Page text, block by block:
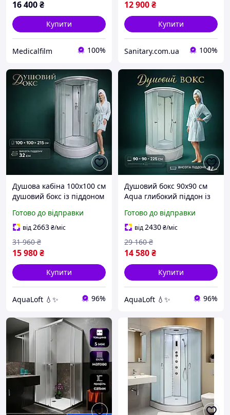
16 400₴
Купити
Medicalfilm 100%
12 900₴
Купити
Sanitary.com.ua 100%
Душова кабіна 100х100 см
душовий бокс із піддоном
засмаговане скло 5 мм
профіль матовий хром
Готово до відправки
від2663₴/міс
15 980₴
31 960 ₴
Купити
AquaLoft 💧✨ 96%
Душовий бокс 90х90 см
Aqua глибокий піддон із
профіль сатин
Готово до відправки
від2430₴/міс
14 580₴
29 160 ₴
Купити
AquaLoft 💧✨ 96%